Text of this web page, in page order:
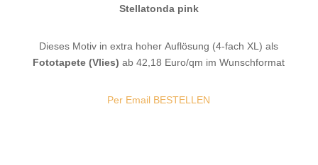
Stellatonda pink
Dieses Motiv in extra hoher Auflösung (4-fach XL) als
Fototapete (Vlies)ab 42,18 Euro/qm im Wunschformat
Per Email BESTELLEN